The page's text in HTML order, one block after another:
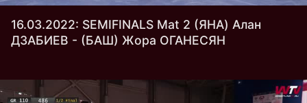
16.03.2022: SEMIFINALS Mat 2 (ЯНА) Алан
ДЗАБИЕВ - (БАШ) Жора ОГАНЕСЯН